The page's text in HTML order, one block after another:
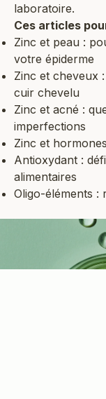
laboratoire.
Ces articles
Zinc et peau :
votre épiderme
Zinc et cheveux
cuir chevelu
Zinc et acné :
imperfections
Zinc et
Antioxydant :
alimentaires
Oligo-éléments :